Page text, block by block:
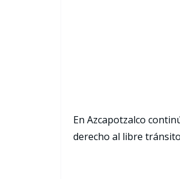
En Azcapotzalco
derecho al libre